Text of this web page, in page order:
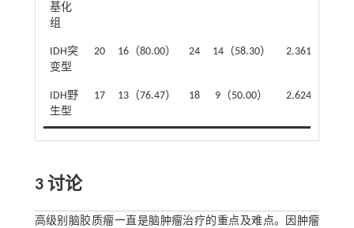
基化
组
IDH突
变型
20 16（80.00） 24 14（58.30） 2.361
IDH野
生型
17 13（76.47） 18 9（50.00） 2.624
3 讨论
高级别脑胶质瘤一直是脑肿瘤治疗的重点及难点。因肿瘤